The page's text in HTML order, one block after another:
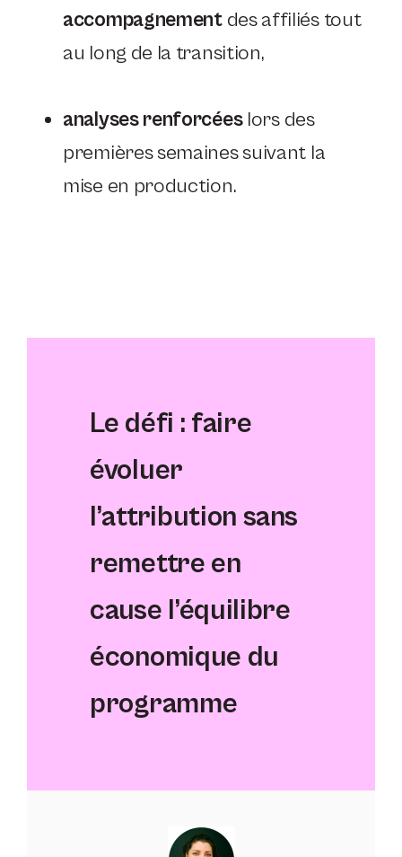
accompagnement des affiliés tout
au long de la transition,
analyses renforcéeslors des
premières semaines suivant la
mise en production.
Le défi : faire
évoluer
l’attribution sans
remettre en
cause l’équilibre
économique du
programme